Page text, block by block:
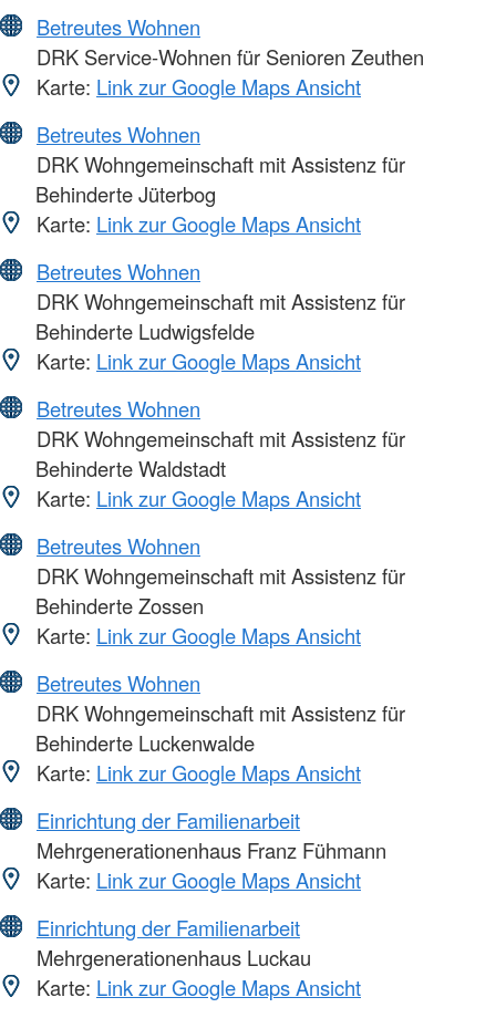
Betreutes Wohnen
DRK Service-Wohnen für Senioren Zeuthen
Karte: Link zur Google Maps Ansicht
Betreutes Wohnen
DRK Wohngemeinschaft mit Assistenz für
Behinderte Jüterbog
Karte: Link zur Google Maps Ansicht
Betreutes Wohnen
DRK Wohngemeinschaft mit Assistenz für
Behinderte Ludwigsfelde
Karte: Link zur Google Maps Ansicht
Betreutes Wohnen
DRK Wohngemeinschaft mit Assistenz für
Behinderte Waldstadt
Karte: Link zur Google Maps Ansicht
Betreutes Wohnen
DRK Wohngemeinschaft mit Assistenz für
Behinderte Zossen
Karte: Link zur Google Maps Ansicht
Betreutes Wohnen
DRK Wohngemeinschaft mit Assistenz für
Behinderte Luckenwalde
Karte: Link zur Google Maps Ansicht
Einrichtung der Familienarbeit
Mehrgenerationenhaus Franz Fühmann
Karte: Link zur Google Maps Ansicht
Einrichtung der Familienarbeit
Mehrgenerationenhaus Luckau
Karte: Link zur Google Maps Ansicht